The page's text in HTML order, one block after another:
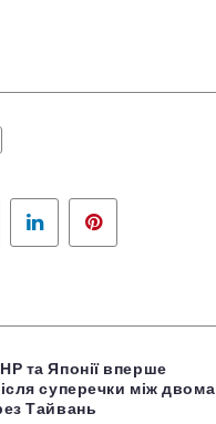
Twitter LinkedIn
та Японії вперше
суперечки між двома
Тайвань